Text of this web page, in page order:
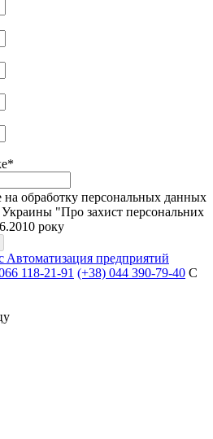
*
на обработку персональных данных
Украины "Про захист персональних
року
Aвтоматизация предприятий
118-21-91 (+38) 044 390-79-40 С